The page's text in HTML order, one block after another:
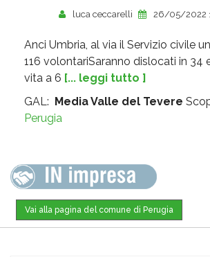
luca ceccarelli 26/05/2022
Anci Umbria, al via il Servizio civile
116 volontariSaranno dislocati in 34
vita a 6 [... leggi tutto ]
GAL:
Media Valle del Tevere
Perugia
Vai alla pagina del comune di Perugia